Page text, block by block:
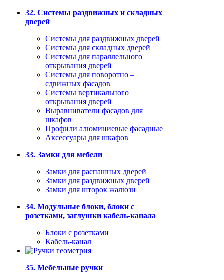
32. Системы раздвижных и складных
дверей
Системы для раздвижных дверей
Системы для складных дверей
Системы для параллельного
открывания дверей
Системы для поворотно –
сдвижных фасадов
Системы вертикального
открывания дверей
Выравниватели фасадов для
шкафов
Профили алюминиевые фасадные
Аксессуары для шкафов
33. Замки для мебели
Замки для распашных дверей
Замки для раздвижных дверей
Замки для шторок жалюзи
34. Модульные блоки, блоки с
розетками, заглушки кабель-канала
Блоки с розетками
Кабель-канал
35. Мебельные ручки